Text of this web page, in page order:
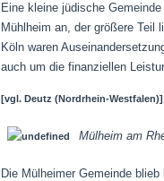
Eine kleine jüdische
Mühlheim an, der größere
Köln waren
auch um die finanziellen
[vgl.Deutz (Nordrhein-
Mülheim am
Die Mülheimer Gemeinde